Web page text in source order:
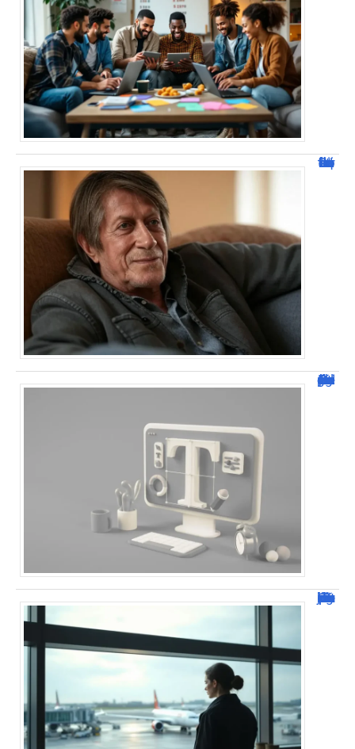
Jacques Dutronc fortune : estimation et sources de richesse !
Dafont Police : guide complet pour télécharger !
Combien de jour pour un décès d’un parent à l’étranger ?